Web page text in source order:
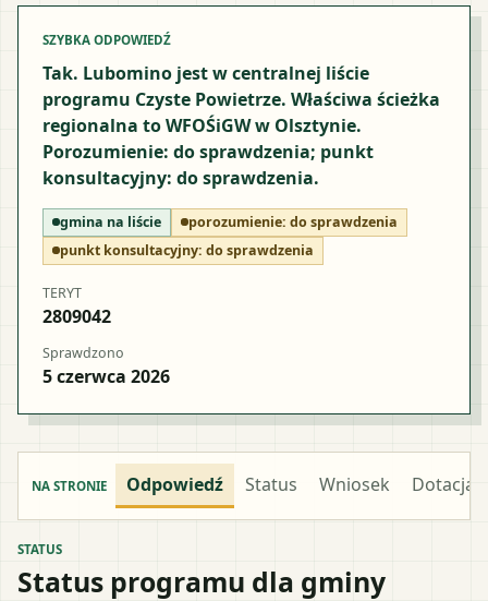
SZYBKA ODPOWIEDŹ
Tak. Lubomino jest w centralnej liście
programu Czyste Powietrze. Właściwa ścieżka
regionalna to WFOŚiGW w Olsztynie.
Porozumienie: do sprawdzenia; punkt
konsultacyjny: do sprawdzenia.
gmina na liście porozumienie: do sprawdzenia
punkt konsultacyjny: do sprawdzenia
TERYT
2809042
Sprawdzono
5 czerwca 2026
NA STRONIE Odpowiedź Status Wniosek Dotacja
STATUS
Status programu dla gminy